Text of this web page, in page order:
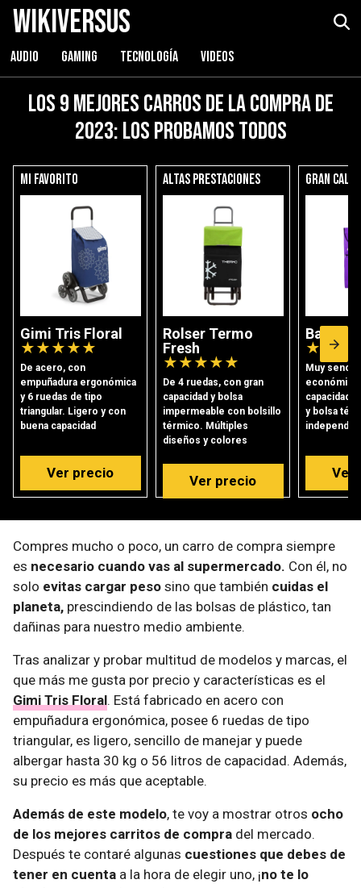
WikiVersus
AUDIO GAMING TECNOLOGÍA VIDEOS
Los 9 mejores carros de la compra de
2023: los probamos todos
Mi favorito
Gimi Tris Floral
★★★★★
De acero, con
empuñadura ergonómica
y 6 ruedas de tipo
triangular. Ligero y con
buena capacidad
Ver precio
Altas prestaciones
Rolser Termo
Fresh
★★★★★
De 4 ruedas, con gran
capacidad y bolsa
impermeable con bolsillo
térmico. Múltiples
diseños y colores
Ver precio
Gran
★ ★★
Muy
económico
capacidad,
y bolsa
Ver
Compres mucho o poco, un carro de compra siempre
es necesario cuando vas al supermercado. Con él, no
solo evitas cargar peso sino que también cuidas el
planeta, prescindiendo de las bolsas de plástico, tan
dañinas para nuestro medio ambiente.
Tras analizar y probar multitud de modelos y marcas, el
que más me gusta por precio y características es el
Gimi Tris Floral. Está fabricado en acero con
empuñadura ergonómica, posee 6 ruedas de tipo
triangular, es ligero, sencillo de manejar y puede
albergar hasta 30 kg o 56 litros de capacidad. Además,
su precio es más que aceptable.
Además de este modelo, te voy a mostrar otros ocho
de los mejores carritos de compra del mercado.
Después te contaré algunas cuestiones que debes de
tener en cuenta a la hora de elegir uno, ¡no te lo